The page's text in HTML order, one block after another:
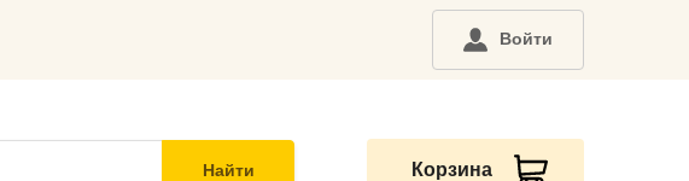
Войти
Найти Корзина